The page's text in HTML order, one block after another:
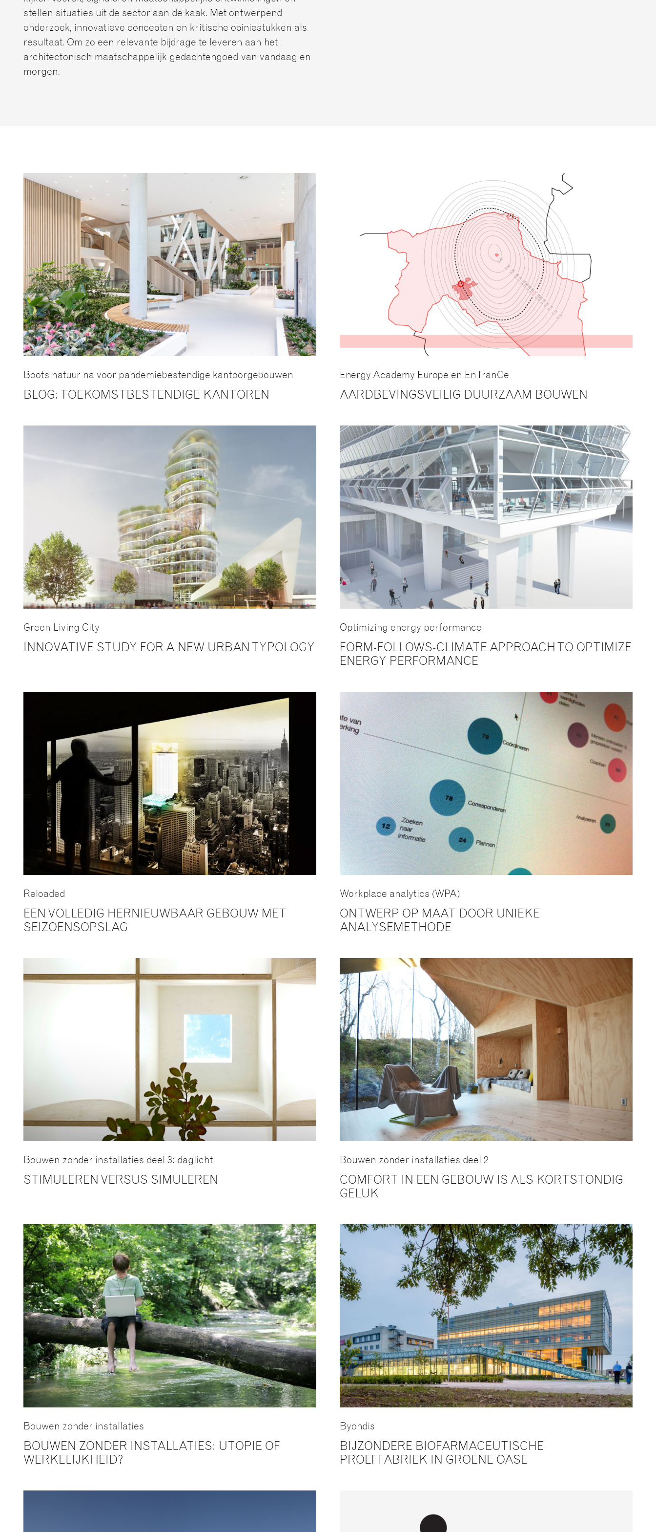
stellen situaties uit de sector aan de kaak. Met ontwerpend
onderzoek, innovatieve concepten en kritische opiniestukken als
resultaat. Om zo een relevante bijdrage te leveren aan het
architectonisch maatschappelijk gedachtengoed van vandaag en
morgen.
Boots natuur na voor pandemiebestendige kantoorgebouwen
BLOG: TOEKOMSTBESTENDIGE KANTOREN
Energy Academy Europe en EnTranCe
AARDBEVINGSVEILIG DUURZAAM BOUWEN
Green Living City
INNOVATIVE STUDY FOR A NEW URBAN TYPOLOGY
Optimizing energy performance
FORM-FOLLOWS-CLIMATE APPROACH TO OPTIMIZE
ENERGY PERFORMANCE
Reloaded
EEN VOLLEDIG HERNIEUWBAAR GEBOUW MET
SEIZOENSOPSLAG
Workplace analytics (WPA)
ONTWERP OP MAAT DOOR UNIEKE
ANALYSEMETHODE
Bouwen zonder installaties deel 3: daglicht
STIMULEREN VERSUS SIMULEREN
Bouwen zonder installaties deel 2
COMFORT IN EEN GEBOUW IS ALS KORTSTONDIG
GELUK
Bouwen zonder installaties
BOUWEN ZONDER INSTALLATIES: UTOPIE OF
WERKELIJKHEID?
Byondis
BIJZONDERE BIOFARMACEUTISCHE
PROEFFABRIEK IN GROENE OASE